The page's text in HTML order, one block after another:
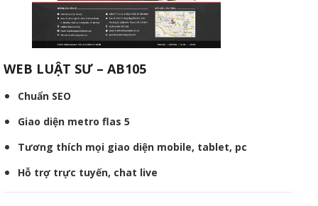
WEB LUẬT SƯ – AB105
Chuẩn SEO
Giao diện metro flas 5
Tương thích mọi giao diện mobile, tablet, pc
Hỗ trợ trực tuyến, chat live